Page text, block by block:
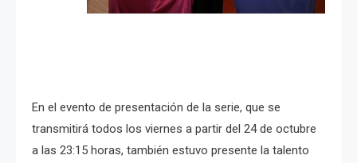
En el evento de presentación de la serie, que se
transmitirá todos los viernes a partir del 24 de octubre
a las 23:15 horas, también estuvo presente la talento